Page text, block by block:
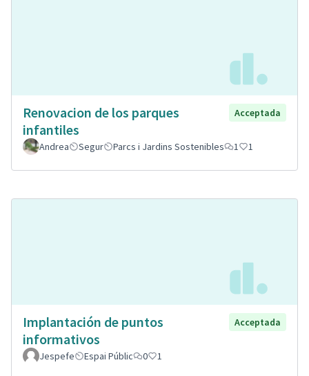
Renovacion de los parques
infantiles
Acceptada
Andrea Segur Parcs i Jardins Sostenibles 1 1
Implantación de puntos
informativos
Acceptada
Jespefe Espai Públic 0 1